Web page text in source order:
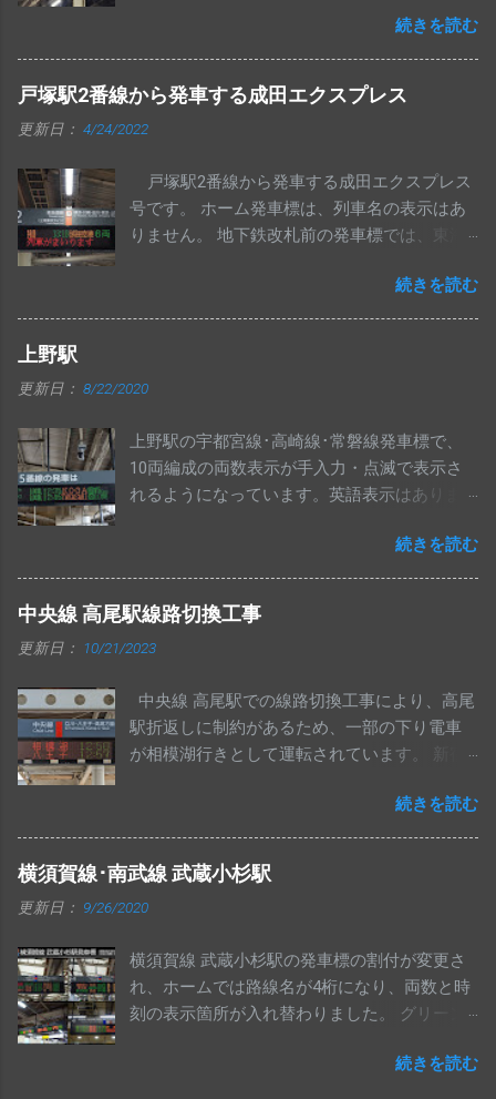
示から左下に1ドットずつ寄っています。 尻手
駅発車標「 4ドア 」の表示です。 こちらも他
駅のものから、1ドットずつ左下に寄っていま
す。 南武線 尻手駅の上りコンコース発車標
に、浜川崎行き列車が表示されるようになり
きの先発列車で固定になっているものと思わ
れます。 手入力の「 八丁畷・浜川崎方面 」と
ナンバリング[ JN54 ]も表示されています。
続きを読む
戸塚駅2番線から発車する成田エクスプレス
更新日： 4/24/2022
戸塚駅2番線から発車する成田エクスプレス
号です。 ホーム発車標は、列車名の表示はあ
りません。 地下鉄改札前の発車標では、東海
続きを読む
上野駅
更新日： 8/22/2020
上野駅の宇都宮線･高崎線･常磐線発車標で、
10両編成の両数表示が手入力・点滅で表示さ
れるようになっています。英語表示はありま
は、従来どおりの表示で変更ありません。
続きを読む
中央線 高尾駅線路切換工事
更新日： 10/21/2023
中央線 高尾駅での線路切換工事により、高尾
駅折返しに制約があるため、一部の下り電車
が相模湖行きとして運転されています。 新宿
く明朝体で表示されていました。 武蔵小金井
駅発車標の行先6桁表示です。 レア行先でもき
ちんと画素が用意されているのは、初期に
ATOSが導入された中央線ならではかもしれま
せん。 中央特快 相模湖行きが夕方に1本のみ
後となります。 写真は東京・神田駅の発車標
です。 高尾駅 高圧電気設備工事のため、中央
線上りの一部列車が相模湖止まりとなってい
標です。 四方津駅の発車標では、相模湖行き
続きを読む
横須賀線･南武線 武蔵小杉駅
更新日： 9/26/2020
横須賀線 武蔵小杉駅の発車標の割付が変更さ
れ、ホームでは路線名が4桁になり、両数と時
刻の表示箇所が入れ替わりました。 グリーン
す。 コンコース発車標の割付も、同様に変更
続きを読む